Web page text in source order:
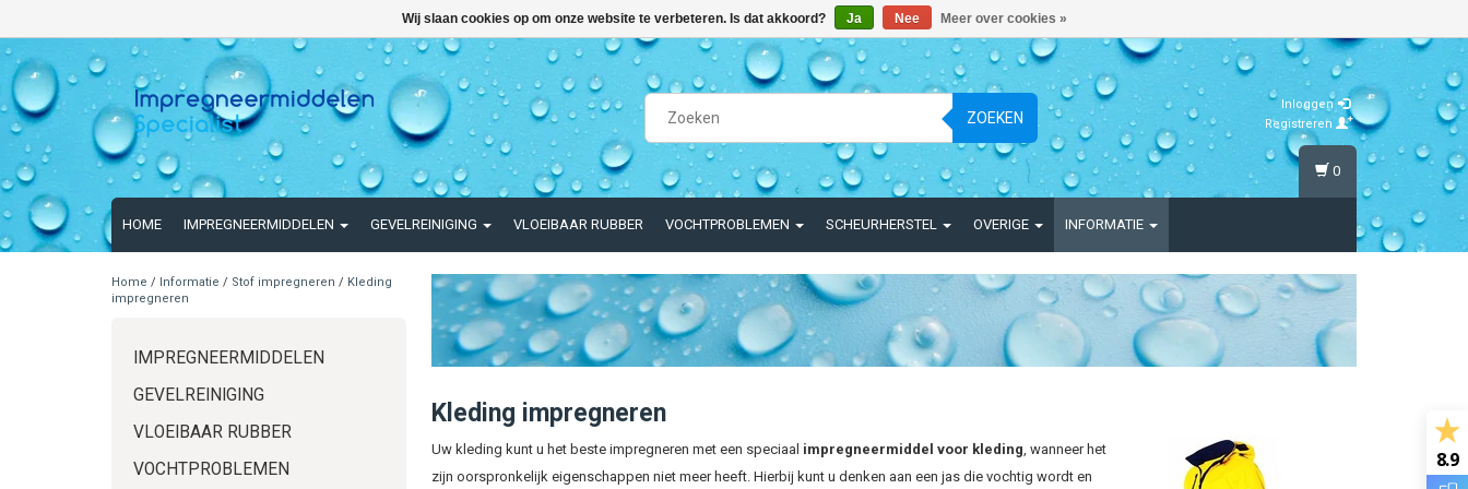
ZOEKEN
Inloggen
Registreren
HOME IMPREGNEERMIDDELEN GEVELREINIGING VLOEIBAAR RUBBER VOCHTPROBLEMEN SCHEURHERSTEL OVERIGE INFORMATIE
0
Home / Informatie / Stof impregneren / Kleding
impregneren
IMPREGNEERMIDDELEN
GEVELREINIGING
VLOEIBAAR RUBBER
VOCHTPROBLEMEN
Kleding impregneren
Uw kleding kunt u het beste impregneren met een speciaal impregneermiddel voor kleding , wanneer het
zijn oorspronkelijk eigenschappen niet meer heeft. Hierbij kunt u denken aan een jas die vochtig wordt en
8.9
Wij slaan cookies op om onze website te verbeteren. Is dat akkoord? Ja Nee Meer over cookies »